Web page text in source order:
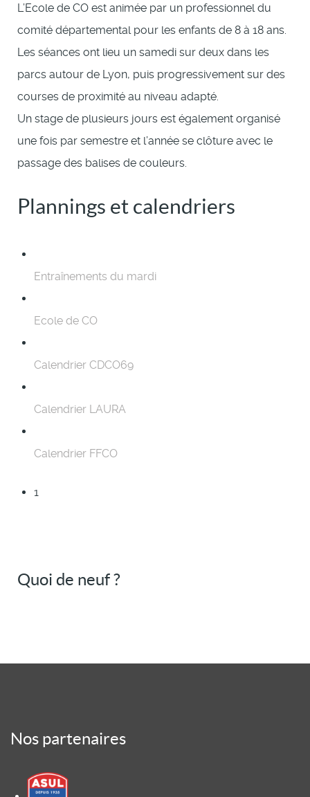
L’Ecole de CO est animée par un professionnel du
comité départemental pour les enfants de 8 à 18 ans.
Les séances ont lieu un samedi sur deux dans les
parcs autour de Lyon, puis progressivement sur des
courses de proximité au niveau adapté.
Un stage de plusieurs jours est également organisé
une fois par semestre et l’année se clôture avec le
passage des balises de couleurs.
Plannings et calendriers
Entraînements du mardi
Ecole de CO
Calendrier CDCO69
Calendrier LAURA
Calendrier FFCO
1
Quoi de neuf ?
Nos partenaires